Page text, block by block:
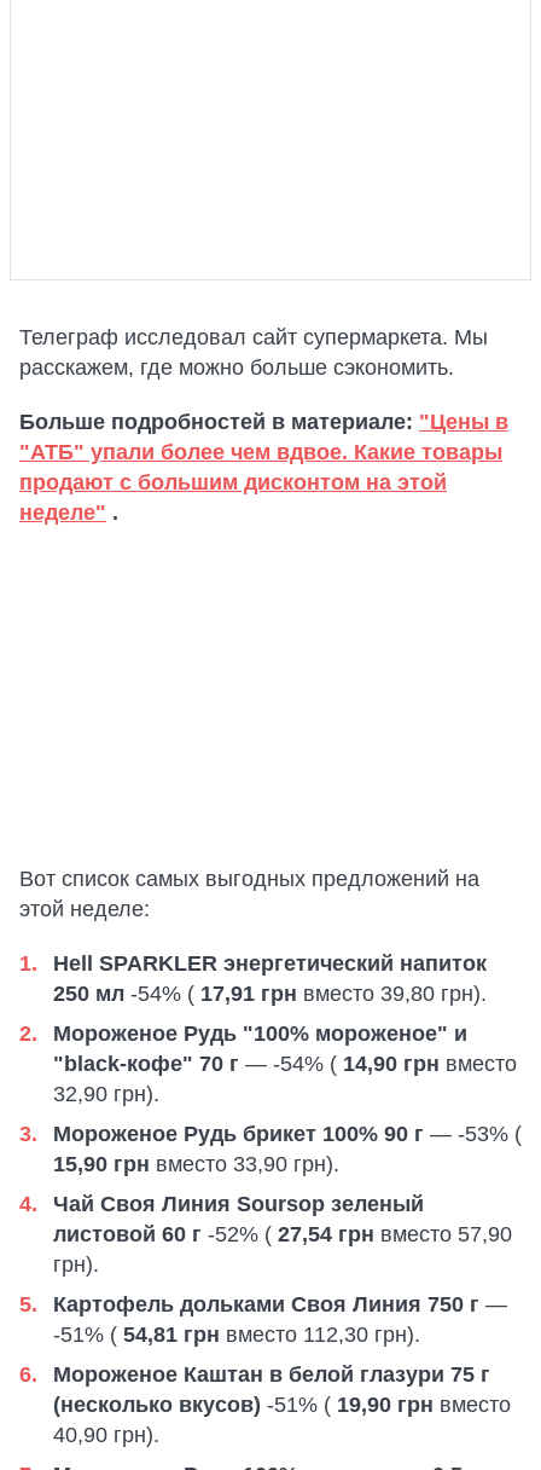
Телеграф исследовал сайт супермаркета. Мы
расскажем, где можно больше сэкономить.
Больше подробностей в материале: "Цены в
"АТБ" упали более чем вдвое. Какие товары
продают с большим дисконтом на этой
неделе" .
Вот список самых выгодных предложений на
этой неделе:
Hell SPARKLER энергетический напиток
250 мл -54% ( 17,91 грн вместо 39,80 грн).
Мороженое Рудь "100% мороженое" и
"black-кофе" 70 г — -54% ( 14,90 грн вместо
32,90 грн).
Мороженое Рудь брикет 100% 90 г — -53% (
15,90 грн вместо 33,90 грн).
Чай Своя Линия Soursop зеленый
листовой 60 г -52% ( 27,54 грн вместо 57,90
грн).
Картофель дольками Своя Линия 750 г —
-51% ( 54,81 грн вместо 112,30 грн).
Мороженое Каштан в белой глазури 75 г
(несколько вкусов) -51% ( 19,90 грн вместо
40,90 грн).